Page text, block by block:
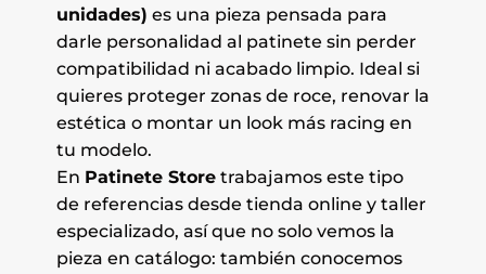
unidades) es una pieza pensada para
darle personalidad al patinete sin perder
compatibilidad ni acabado limpio. Ideal si
quieres proteger zonas de roce, renovar la
estética o montar un look más racing en
tu modelo.
En Patinete Storetrabajamos este tipo
de referencias desde tienda online y taller
especializado, así que no solo vemos la
pieza en catálogo: también conocemos